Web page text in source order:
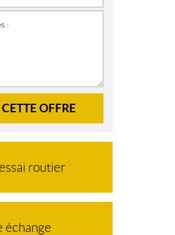
:
OFFRE
routier
échange